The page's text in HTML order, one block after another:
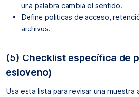
una palabra cambia el sentido.
Define políticas de acceso,
archivos.
(5) Checklist específica de
esloveno)
Usa esta lista para revisar una muestra